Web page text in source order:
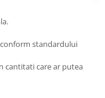
standardului
cantitati care ar putea